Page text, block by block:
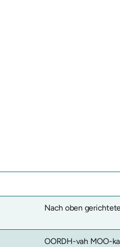
Nach oben
OORDH-vah MOO-